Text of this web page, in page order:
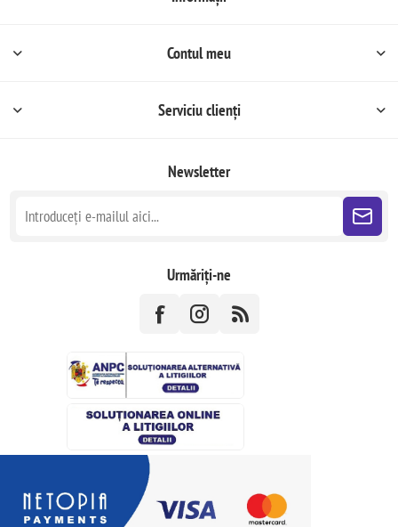
Contul meu
Serviciu clienți
Newsletter
Urmăriți-ne